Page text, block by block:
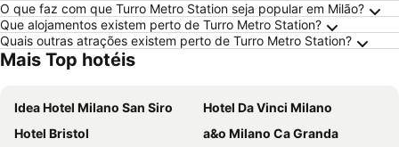
O que faz com que Turro Metro Station seja popular em Milão?
Que alojamentos existem perto de Turro Metro Station?
Quais outras atrações existem perto de Turro Metro Station?
Mais Top hotéis
Idea Hotel Milano San Siro
Hotel Da Vinci Milano
Hotel Bristol
a&o Milano Ca Granda